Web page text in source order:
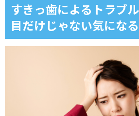
すきっ歯によるトラブ
目だけじゃない気にな